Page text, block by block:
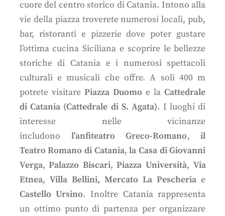
cuore del centro storico di Catania. Intono alla
vie della piazza troverete numerosi locali, pub,
bar, ristoranti e pizzerie dove poter gustare
l’ottima cucina Siciliana e scoprire le bellezze
storiche di Catania e i numerosi spettacoli
culturali e musicali che offre. A soli 400 m
potrete visitare Piazza Duomo e laCattedrale
di Catania (Cattedrale di S. Agata). I luoghi di
interesse nelle vicinanze
includono l’anfiteatro Greco-Romano,il
Teatro Romano di Catania,la Casa di Giovanni
Verga,Palazzo Biscari,Piazza Università, Via
Etnea, Villa Bellini, Mercato La Pescheria e
Castello Ursino. Inoltre Catania rappresenta
un ottimo punto di partenza per organizzare